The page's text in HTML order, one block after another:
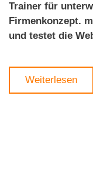
Trainer für
Firmenkonzept.
und testet die
Weiterlesen